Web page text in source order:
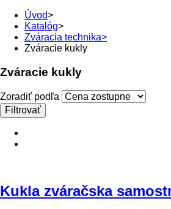
Úvod>
Katalóg>
Zváracia technika>
Zváracie kukly
Zváracie kukly
Zoradiť podľa
Kukla zváračska